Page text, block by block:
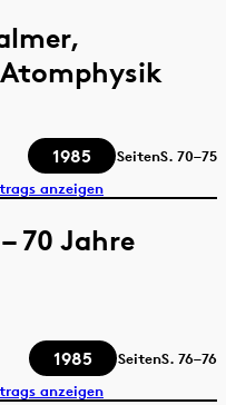
1985 SeitenS. 70–75
anzeigen
70 Jahre
1985 SeitenS. 76–76
anzeigen